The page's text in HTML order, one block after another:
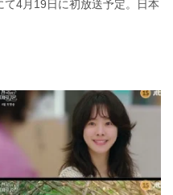
て4月19日に初放送予定。日本